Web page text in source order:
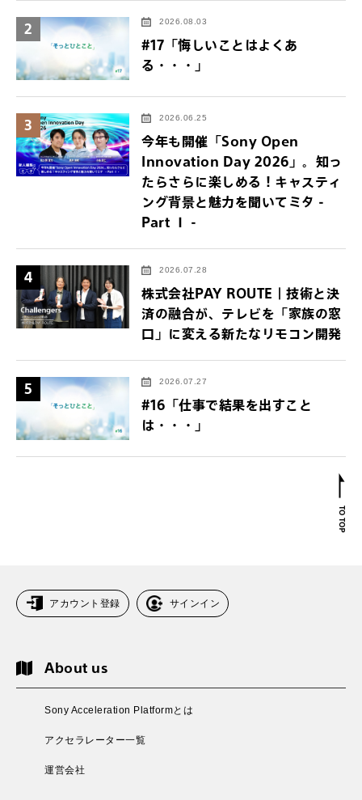
2 2026.08.03
#17「悔しいことはよくあ
る・・・」
3 2026.06.25
今年も開催「Sony Open
Innovation Day 2026」。知っ
たらさらに楽しめる！キャスティ
ング背景と魅力を聞いてミタ -
Part Ⅰ -
4 2026.07.28
株式会社PAY ROUTE｜技術と決
済の融合が、テレビを「家族の窓
口」に変える新たなリモコン開発
5 2026.07.27
#16「仕事で結果を出すこと
は・・・」
アカウント登録 サインイン
About us
Sony Acceleration Platformとは
アクセラレーター一覧
運営会社